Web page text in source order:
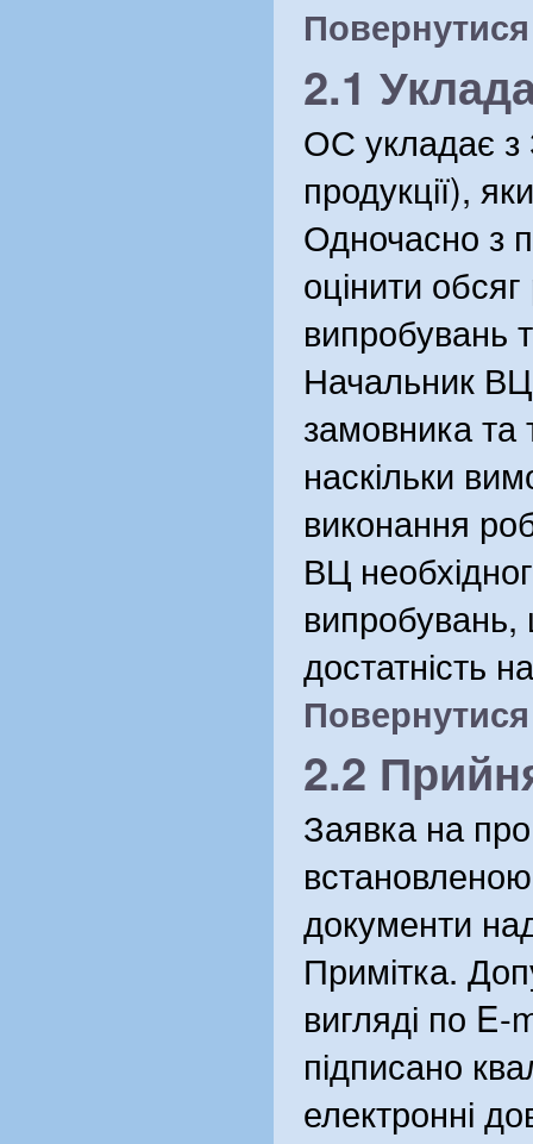
2.1
ОС укладає з
продукції),
Одночасно з
оцінити
випробувань
Начальник ВЦ
замовника та
наскільки
виконання
ВЦ
випробувань,
достатність
2.2
Заявка на
документи
Примітка.
вигляді по E-
підписано
електронні